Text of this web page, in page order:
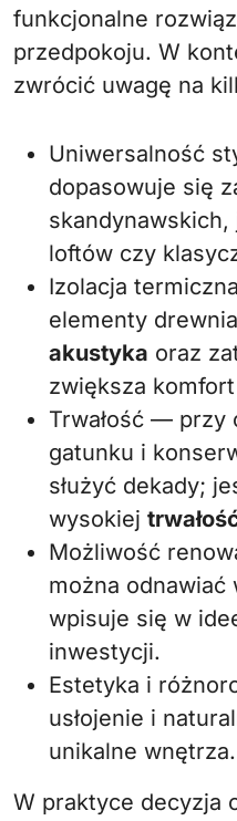
funkcjonalne
przedpokoju. W
zwrócić uwagę na
Uniwersalność
dopasowuje się
loftów czy
Izolacja
elementy
akustyka oraz
zwiększa
Trwałość — przy
gatunku i
służyć dekady;
wysokiej
Możliwość
można
wpisuje się w
inwestycji.
Estetyka i
usłojenie i
unikalne wnętrza.
W praktyce decyzja